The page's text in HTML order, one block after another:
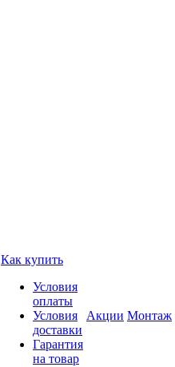
Как купить
Условия
оплаты
Условия
доставки
Гарантия
на товар
Акции Монтаж